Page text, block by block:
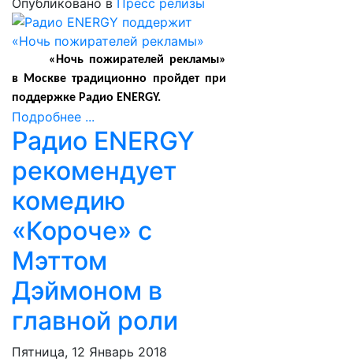
Опубликовано в Пресс релизы
«Ночь пожирателей рекламы»
в Москве традиционно пройдет при
поддержке Радио ENERGY.
Подробнее ...
Радио ENERGY
рекомендует
комедию
«Короче» с
Мэттом
Дэймоном в
главной роли
Пятница, 12 Январь 2018